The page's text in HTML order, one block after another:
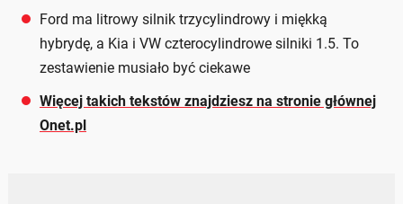
Ford ma litrowy silnik trzycylindrowy i miękką
hybrydę, a Kia i VW czterocylindrowe silniki 1.5. To
zestawienie musiało być ciekawe
Więcej takich tekstów znajdziesz na stronie głównej
Onet.pl